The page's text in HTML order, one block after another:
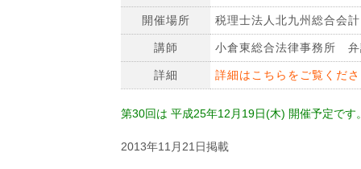
開催場所 税理士法人北九州総合会
講師 小倉東総合法律事務
詳細 詳細はこちらをご覧くだ
第30回は 平成25年12月19日(木) 開催予定で
2013年11月21日掲載